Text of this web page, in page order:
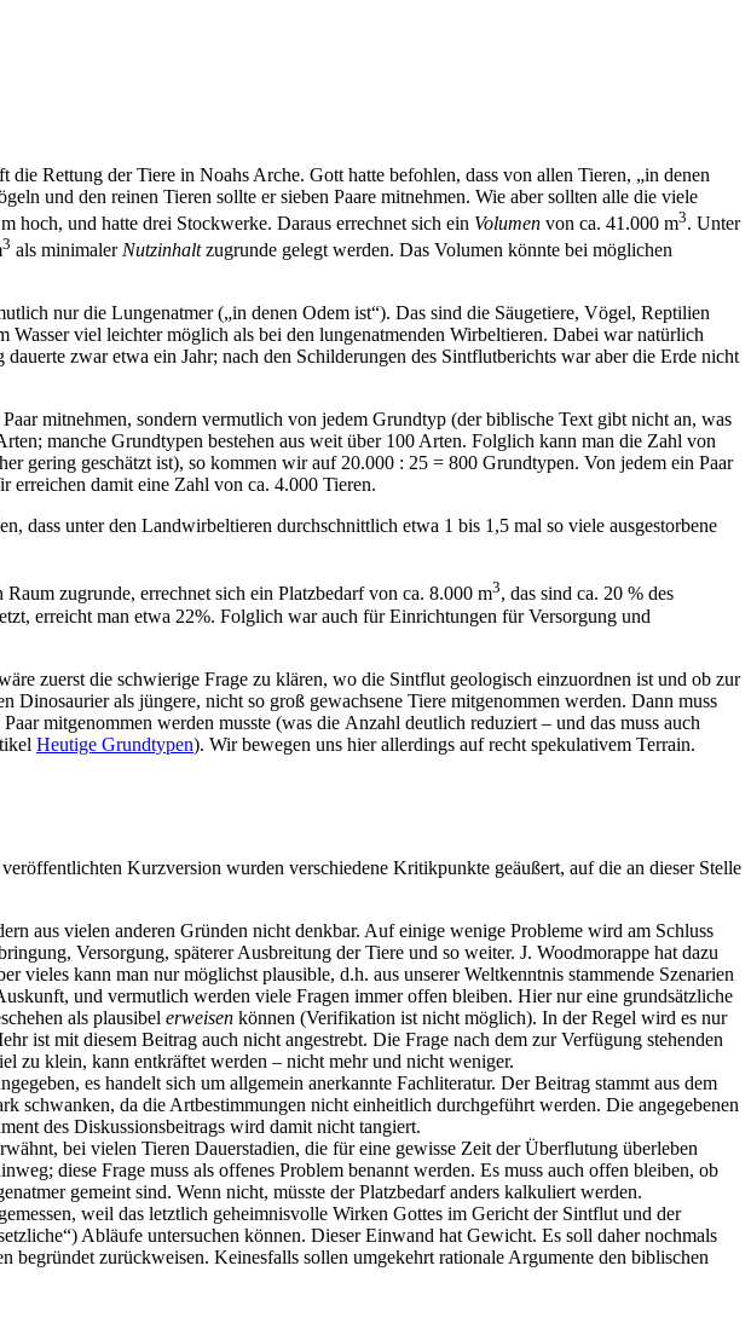
Rettung der Tiere in Noahs Arche. Gott hatte befohlen, dass von allen Tieren, „in denen
und den reinen Tieren sollte er sieben Paare mitnehmen. Wie aber sollten alle die viele
hoch, und hatte drei Stockwerke. Daraus errechnet sich ein Volumen von ca. 41.000 m3. Unter
3 als minimaler Nutzinhaltzugrunde gelegt werden. Das Volumen könnte bei möglichen
nur die Lungenatmer („in denen Odem ist“). Das sind die Säugetiere, Vögel, Reptilien
viel leichter möglich als bei den lungenatmenden Wirbeltieren. Dabei war natürlich
zwar etwa ein Jahr; nach den Schilderungen des Sintflutberichts war aber die Erde nicht
mitnehmen, sondern vermutlich von jedem Grundtyp (der biblische Text gibt nicht an, was
manche Grundtypen bestehen aus weit über 100 Arten. Folglich kann man die Zahl von
gering geschätzt ist), so kommen wir auf 20.000 : 25 = 800 Grundtypen. Von jedem ein Paar
erreichen damit eine Zahl von ca. 4.000 Tieren.
dass unter den Landwirbeltieren durchschnittlich etwa 1 bis 1,5 mal so viele ausgestorbene
zugrunde, errechnet sich ein Platzbedarf von ca. 8.000 m3, das sind ca. 20 % des
erreicht man etwa 22%. Folglich war auch für Einrichtungen für Versorgung und
zuerst die schwierige Frage zu klären, wo die Sintflut geologisch einzuordnen ist und ob zur
als jüngere, nicht so groß gewachsene Tiere mitgenommen werden. Dann muss
mitgenommen werden musste (was die Anzahl deutlich reduziert – und das muss auch
Heutige Grundtypen). Wir bewegen uns hier allerdings auf recht spekulativem Terrain.
Kurzversion wurden verschiedene Kritikpunkte geäußert, auf die an dieser Stelle
aus vielen anderen Gründen nicht denkbar. Auf einige wenige Probleme wird am Schluss
Versorgung, späterer Ausbreitung der Tiere und so weiter. J. Woodmorappe hat dazu
vieles kann man nur möglichst plausible, d.h. aus unserer Weltkenntnis stammende Szenarien
und vermutlich werden viele Fragen immer offen bleiben. Hier nur eine grundsätzliche
als plausibel erweisen können (Verifikation ist nicht möglich). In der Regel wird es nur
ist mit diesem Beitrag auch nicht angestrebt. Die Frage nach dem zur Verfügung stehenden
zu klein, kann entkräftet werden – nicht mehr und nicht weniger.
es handelt sich um allgemein anerkannte Fachliteratur. Der Beitrag stammt aus dem
schwanken, da die Artbestimmungen nicht einheitlich durchgeführt werden. Die angegebenen
des Diskussionsbeitrags wird damit nicht tangiert.
bei vielen Tieren Dauerstadien, die für eine gewisse Zeit der Überflutung überleben
diese Frage muss als offenes Problem benannt werden. Es muss auch offen bleiben, ob
gemeint sind. Wenn nicht, müsste der Platzbedarf anders kalkuliert werden.
weil das letztlich geheimnisvolle Wirken Gottes im Gericht der Sintflut und der
Abläufe untersuchen können. Dieser Einwand hat Gewicht. Es soll daher nochmals
zurückweisen. Keinesfalls sollen umgekehrt rationale Argumente den biblischen